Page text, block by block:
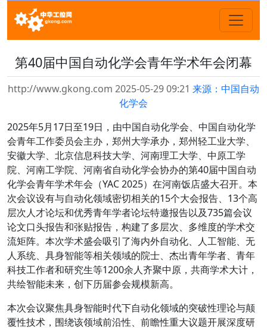
第40届中国自动化学会青年学术年会闭幕
http://www.gkong.com 2025-05-29 09:21 来源：中国自动
化学会
2025年5月17日至19日，由中国自动化学会、中国自动化学
会青年工作委员会主办，郑州大学承办，郑州轻工业大学、
安徽大学、北京信息科技大学、河南理工大学、中原工学
院、河南工学院、河南省自动化学会协办的第40届中国自动
化学会青年学术年会（YAC 2025）在河南饭店盛大召开。本
次会议设有与自动化领域密切相关的15个大会报告、13个高
层次人才论坛和优秀青年学者论坛特邀报告以及735篇会议
论文口头报告和张贴报告，构建了多层次、多维度的学术交
流矩阵。本次学术盛会吸引了海内外自动化、人工智能、无
人系统、具身智能等相关领域的院士、杰出青年学者、青年
科技工作者和研究生等1200余人齐聚中原，共商学术大计，
共绘智能未来，创下历届参会规模新高。
本次会议聚焦具身智能时代下自动化领域的突破性理论与颠
覆性技术，围绕该领域前沿性、前瞻性重大议题开展深度研